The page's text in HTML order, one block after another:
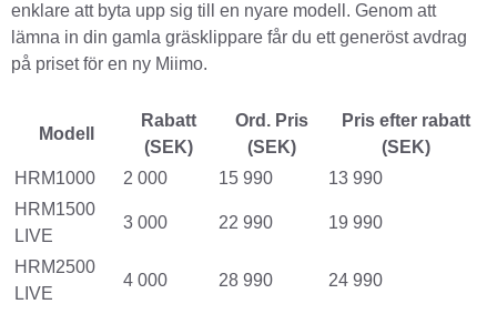
enklare att byta upp sig till en nyare modell. Genom att
lämna in din gamla gräsklippare får du ett generöst avdrag
på priset för en ny Miimo.
Modell
Rabatt
(SEK)
Ord. Pris
(SEK)
Pris efter rabatt
(SEK)
HRM1000
2 000 15 990
13 990
HRM1500
LIVE
3 000 22 990 19 990
HRM2500
LIVE
4 000 28 990 24 990